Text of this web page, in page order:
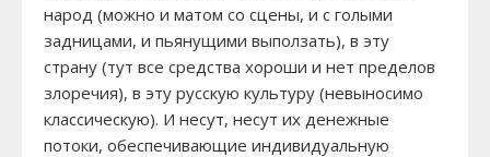
народ (можно и матом со сцены, и с голыми
задницами, и пьянущими выползать), в эту
страну (тут все средства хороши и нет пределов
злоречия), в эту русскую культуру (невыносимо
классическую). И несут, несут их денежные
потоки, обеспечивающие индивидуальную